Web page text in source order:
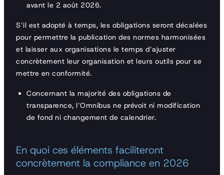
avant le 2 août 2026.
S’il est adopté à temps, les obligations seront décalées
pour permettre la publication des normes harmonisées
et laisser aux organisations le temps d’ajuster
concrètement leur organisation et leurs outils pour se
mettre en conformité.
Concernant la majorité des obligations de
transparence, l’Omnibus ne prévoit ni modification
de fond ni changement de calendrier.
En quoi ces éléments faciliteront
concrètement la compliance en 2026